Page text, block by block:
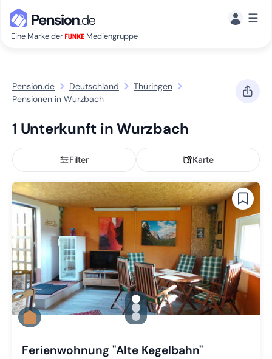
Eine Marke der Mediengruppe
☰
Pension.de Deutschland
Thüringen
Pensionen in Wurzbach
1 Unterkunft in Wurzbach
Filter Karte
gallery.slide_selector
Zu Slide 1 wechseln
Zu Slide 2 wechseln
Zu Slide 3 wechseln
Ferienwohnung "Alte Kegelbahn"